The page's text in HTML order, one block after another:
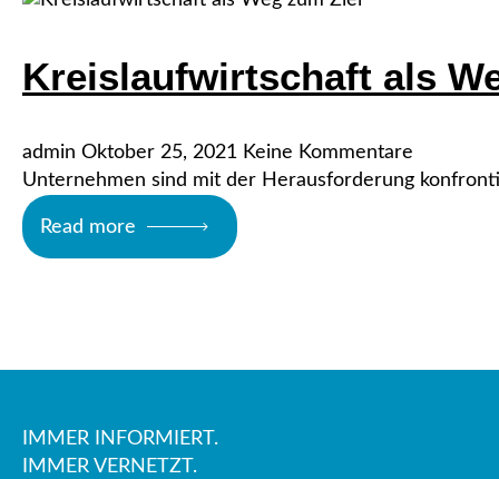
Kreislaufwirtschaft als
admin Oktober 25, 2021 Keine Kommentare
Unternehmen sind mit der Herausforderung
Read more
IMMER INFORMIERT.
IMMER VERNETZT.